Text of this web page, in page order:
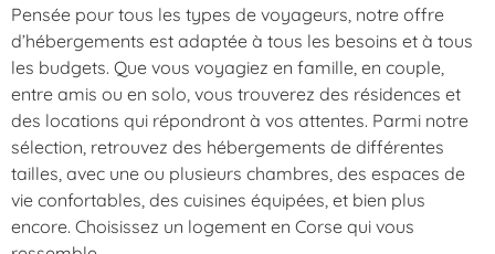
Pensée pour tous les types de voyageurs, notre offre
d’hébergements est adaptée à tous les besoins et à tous
les budgets. Que vous voyagiez en famille, en couple,
entre amis ou en solo, vous trouverez des résidences et
des locations qui répondront à vos attentes. Parmi notre
sélection, retrouvez des hébergements de différentes
tailles, avec une ou plusieurs chambres, des espaces de
vie confortables, des cuisines équipées, et bien plus
encore. Choisissez un logement en Corse qui vous